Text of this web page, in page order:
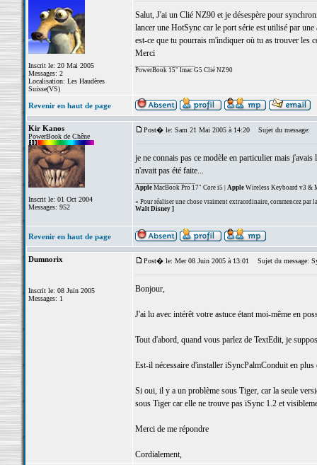
Inscrit le: 20 Mai 2005
Messages: 2
Localisation: Les Haudères
Suisse(VS)
Salut, J'ai un Clié NZ90 et je désespère pour
lancer une HotSync car le port série est utilisé par
est-ce que tu pourrais m'indiquer où tu as trouver les
Merci
PowerBook 15" Imac G5 Clié NZ90
Revenir en haut de page
Kir Kanos
PowerBook de Chêne
Inscrit le: 01 Oct 2004
Messages: 952
Post� le: Sam 21 Mai 2005 à 14:20 Sujet du message:
je ne connais pas ce modèle en particulier mais
n'avait pas été faite...
AppleMacBook Pro 17" Core i5 | AppleWireless Keyboard v3 &
« Pour réaliser une chose vraiment extraordinaire, commencez
Walt Disney ]
Revenir en haut de page
Dumnorix
Inscrit le: 08 Juin 2005
Messages: 1
Post� le: Mer 08 Juin 2005 à 13:01 Sujet du message:
Bonjour,
J'ai lu avec intérêt votre astuce étant moi-même en
Tout d'abord, quand vous parlez de TextEdit, je
Est-il nécessaire d'installer iSyncPalmConduit en plus
Si oui, il y a un problème sous Tiger, car la seule
sous Tiger car elle ne trouve pas iSync 1.2 et
Merci de me répondre
Cordialement,